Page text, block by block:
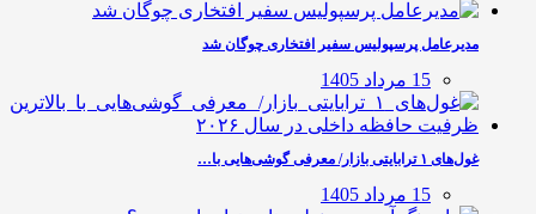
مدیرعامل پرسپولیس سفیر افتخاری چوگان شد
15 مرداد 1405
غول‌های ۱ ترابایتی بازار/ معرفی گوشی‌هایی با…
15 مرداد 1405